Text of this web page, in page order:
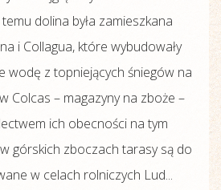
dolina była zamieszkana
i Collagua, które wybudowały
wodę z topniejących śniegów na
Colcas – magazyny na zboże –
ich obecności na tym
górskich zboczach tarasy są do
w celach rolniczych Lud...